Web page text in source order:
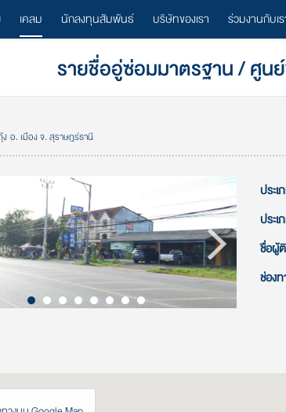
เคลม นักลงทุนสัมพันธ์ บริษัทของเรา ร่วมงานกับเ
รายชื่ออู่ซ่อมมาตรฐาน / ศูน
อ. เมือง จ. สุราษฎร์ธานี
ประ
ประ
ชื่อผู้
ช่อง